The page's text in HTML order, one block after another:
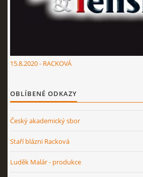
© 2026 eStránky.cz |WebSlice Tisk|
Nahoru ↑
15.8.2020 - RACKOVÁ
OBLÍBENÉ ODKAZY
Český akademický sbor
Staří blázni Racková
Luděk Malár - produkce